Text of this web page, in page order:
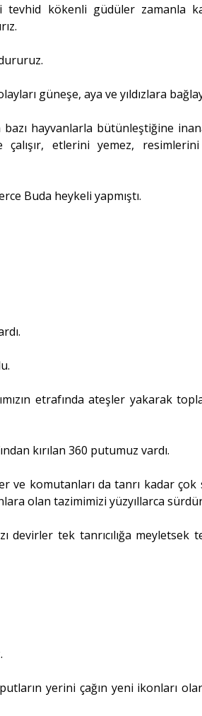
tevhid kökenli güdüler zamanla
güneşe, aya ve yıldızlara
bazı hayvanlarla bütünleştiğine
etlerini yemez,
Buda heykeli yapmıştı.
etrafında ateşler yakarak
kırılan 360 putumuz vardı.
ve komutanları da tanrı kadar çok
olan tazimimizi yüzyıllarca
devirler tek tanrıcılığa meyletsek
yerini çağın yeni ikonları